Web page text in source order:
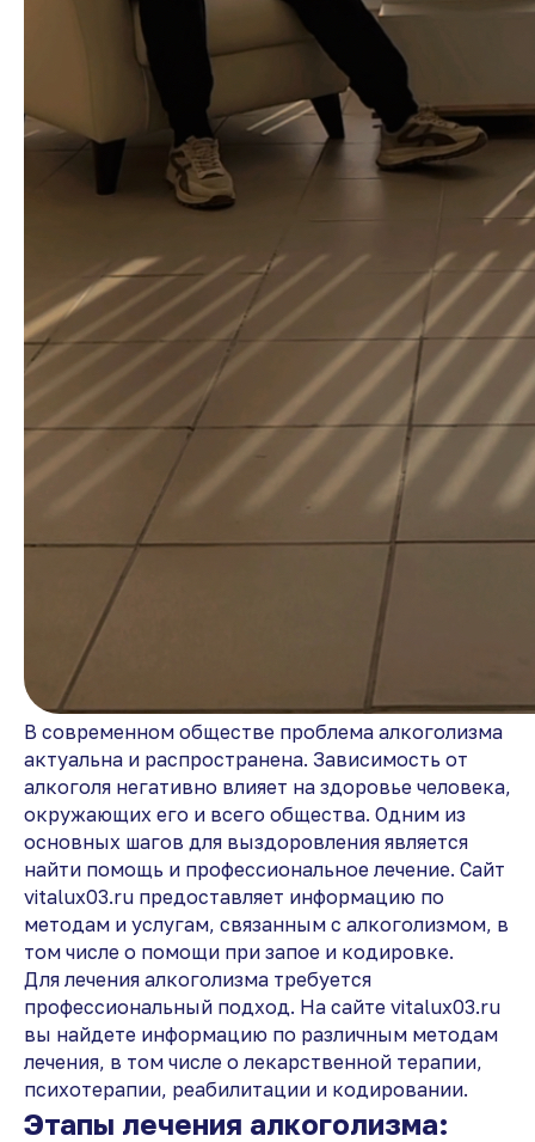
В современном обществе проблема алкоголизма
актуальна и распространена. Зависимость от
алкоголя негативно влияет на здоровье человека,
окружающих его и всего общества. Одним из
основных шагов для выздоровления является
найти помощь и профессиональное лечение. Сайт
vitalux03.ru предоставляет информацию по
методам и услугам, связанным с алкоголизмом, в
том числе о помощи при запое и кодировке.
Для лечения алкоголизма требуется
профессиональный подход. На сайте vitalux03.ru
вы найдете информацию по различным методам
лечения, в том числе о лекарственной терапии,
психотерапии, реабилитации и кодировании.
Этапы лечения алкоголизма: